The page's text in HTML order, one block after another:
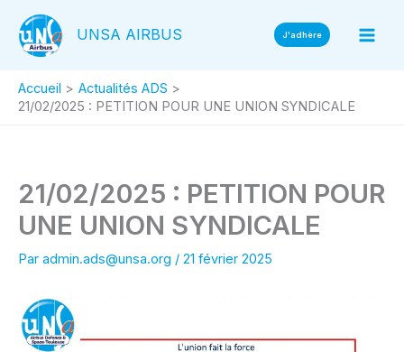
contenu
UNSA AIRBUS J'adhère
Accueil
Actualités ADS
21/02/2025 : PETITION POUR UNE UNION SYNDICALE
21/02/2025 : PETITION POUR
UNE UNION SYNDICALE
Par admin.ads@unsa.org / 21 février 2025